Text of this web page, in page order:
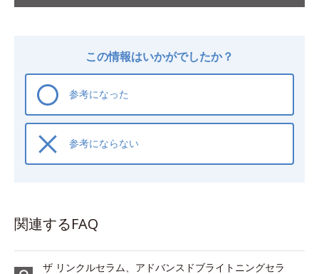
この情報はいかがでしたか？
参考になった
参考にならない
関連するFAQ
ザ リンクルセラム、アドバンスドブライトニングセラ